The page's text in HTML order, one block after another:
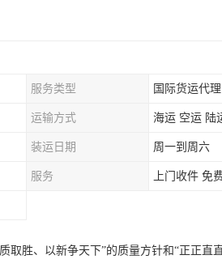
服务类型 国际货运代理
运输方式 海运 空运 陆
装运日期 周一到周六
服务 上门收件 免
取胜、以新争天下”的质量方针和“正正直